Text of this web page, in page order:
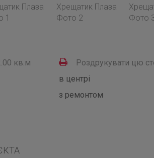
кв.м
Роздрукувати цю
в центрі
з ремонтом